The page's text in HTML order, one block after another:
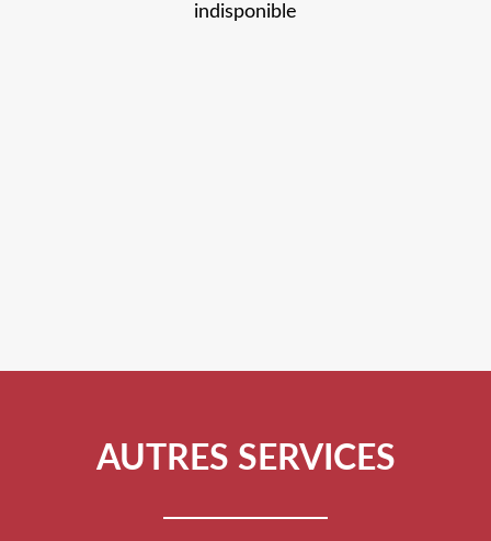
indisponible
AUTRES SERVICES